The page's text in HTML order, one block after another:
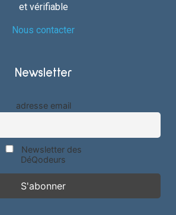
et vérifiable
Nous contacter
Newsletter
adresse email
Newsletter des
DéQodeurs